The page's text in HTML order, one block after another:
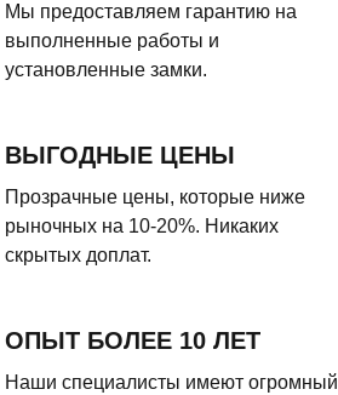
Мы предоставляем гарантию на
выполненные работы и
установленные замки.
ВЫГОДНЫЕ ЦЕНЫ
Прозрачные цены, которые ниже
рыночных на 10-20%. Никаких
скрытых доплат.
ОПЫТ БОЛЕЕ 10 ЛЕТ
Наши специалисты имеют огромный